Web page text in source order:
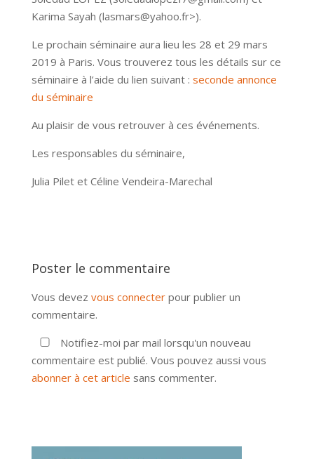
Karima Sayah (lasmars@yahoo.fr>).
Le prochain séminaire aura lieu les 28 et 29 mars
2019 à Paris. Vous trouverez tous les détails sur ce
séminaire à l’aide du lien suivant : seconde annonce
du séminaire
Au plaisir de vous retrouver à ces événements.
Les responsables du séminaire,
Julia Pilet et Céline Vendeira-Marechal
Poster le commentaire
Vous devez vous connecterpour publier un
commentaire.
Notifiez-moi par mail lorsqu'un nouveau
commentaire est publié. Vous pouvez aussi vous
abonner à cet article sans commenter.